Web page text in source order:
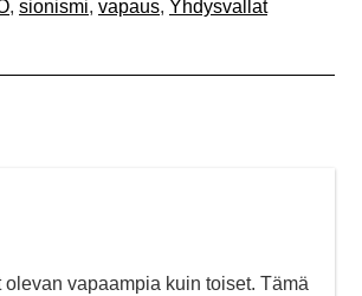
, sionismi, vapaus, Yhdysvallat
olevan vapaampia kuin toiset. Tämä